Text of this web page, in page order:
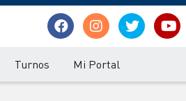
Turnos Mi Portal